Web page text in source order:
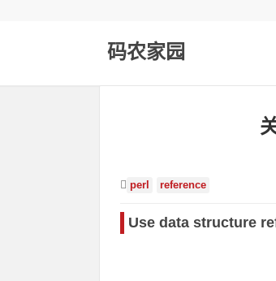
码农家园
perl reference
Use data structure